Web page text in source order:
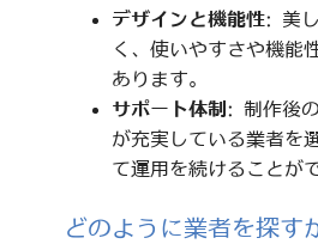
デザインと機能性: 美
く、使いやすさや機能
あります。
サポート体制 : 制作後
が充実している業者を
て運用を続けることが
どのように業者を探す